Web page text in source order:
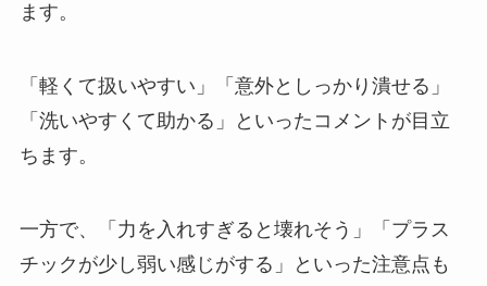
ます。
「軽くて扱いやすい」「意外としっかり潰せる」
「洗いやすくて助かる」といったコメントが目立
ちます。
一方で、「力を入れすぎると壊れそう」「プラス
チックが少し弱い感じがする」といった注意点も